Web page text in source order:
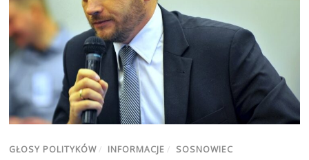
GŁOSY POLITYKÓW / INFORMACJE / SOSNOWIEC